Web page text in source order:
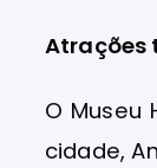
Atrações
O Museu
cidade,